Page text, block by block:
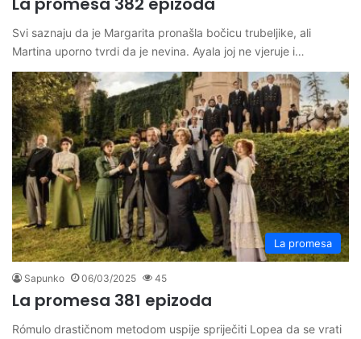
Svi saznaju da je Margarita pronašla bočicu trubeljike, ali
Martina uporno tvrdi da je nevina. Ayala joj ne vjeruje i…
La promesa
Sapunko 06/03/2025 45
La promesa 381 epizoda
Rómulo drastičnom metodom uspije spriječiti Lopea da se vrati